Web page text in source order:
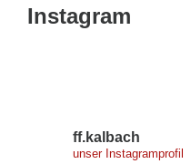
Instagram
ff.kalbach
unser Instagramprofil